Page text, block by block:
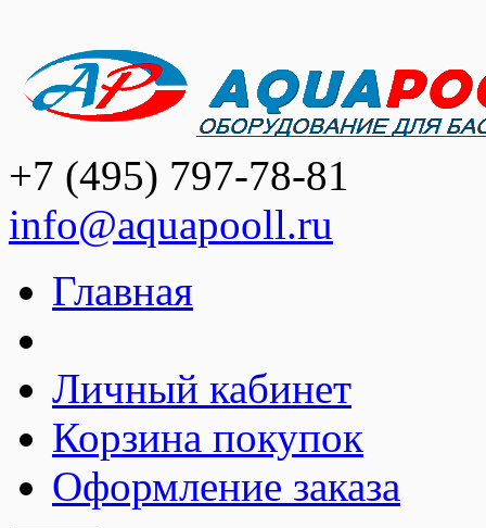
+7 (495) 797-78-81
info@aquapooll.ru
Главная
Личный кабинет
Корзина покупок
Оформление заказа